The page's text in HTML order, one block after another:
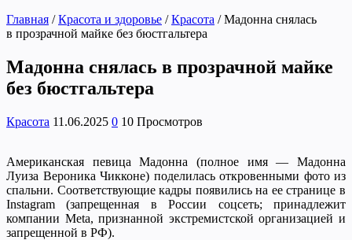
Главная / Красота и здоровье / Красота / Мадонна снялась
в прозрачной майке без бюстгальтера
Мадонна снялась в прозрачной майке
без бюстгальтера
Красота 11.06.2025 0 10 Просмотров
Американская певица Мадонна (полное имя — Мадонна
Луиза Вероника Чикконе) поделилась откровенными фото из
спальни. Соответствующие кадры появились на ее странице в
Instagram (запрещенная в России соцсеть; принадлежит
компании Meta, признанной экстремистской организацией и
запрещенной в РФ).